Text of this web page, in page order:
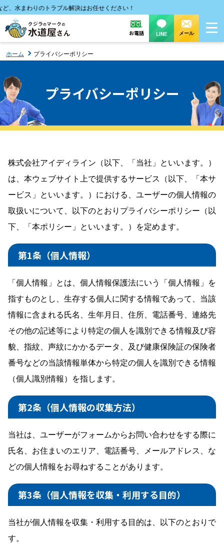
水まわりのトラブル解決はお任せください！
お電話 LINE メール
ホーム プライバシーポリシー
プライバシーポリシー
株式会社アイディライン（以下、「当社」といいます。）
は、本ウェブサイト上で提供するサービス（以下、「本サ
ービス」といいます。）における、ユーザーの個人情報の
取扱いについて、以下のとおりプライバシーポリシー（以
下、「本ポリシー」といいます。）を定めます。
第1条（個人情報）
「個人情報」とは、個人情報保護法にいう「個人情報」を
指すものとし、生存する個人に関する情報であって、当該
情報に含まれる氏名、生年月日、住所、電話番号、連絡先
その他の記述等により特定の個人を識別できる情報及び容
貌、指紋、声紋にかかるデータ、及び健康保険証の保険者
番号などの当該情報単体から特定の個人を識別できる情報
（個人識別情報）を指します。
第2条（個人情報の収集方法）
当社は、ユーザーがフォームからお問い合わせをする際に
氏名、お住まいのエリア、電話番号、メールアドレス、な
どの個人情報をお尋ねすることがあります。
第3条（個人情報を収集・利用する目的）
当社が個人情報を収集・利用する目的は、以下のとおりで
す。